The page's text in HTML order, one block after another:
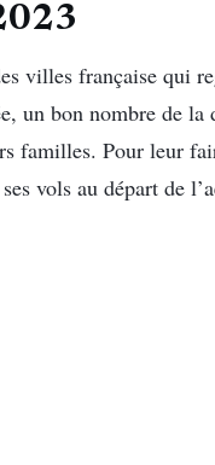
villes française qui
un bon nombre de la
familles. Pour leur
vols au départ de